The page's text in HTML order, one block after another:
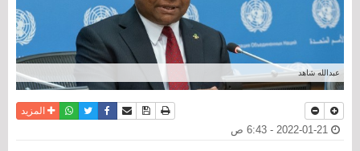
عبدالله شاهد
نسخة للطباعة
حفظ الموضوع
أرسل الى صديق
فيسبوكتويترواتسابالمزيد